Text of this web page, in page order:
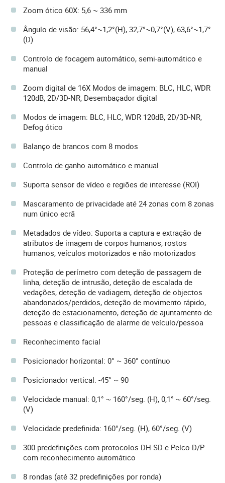
Zoom ótico 60X: 5,6 ~ 336 mm
Ângulo de visão: 56,4°~1,2°(H), 32,7°~0,7°(V), 63,6°~1,7°
(D)
Controlo de focagem automático, semi-automático e
manual
Zoom digital de 16X Modos de imagem: BLC, HLC, WDR
120dB, 2D/3D-NR, Desembaçador digital
Modos de imagem: BLC, HLC, WDR 120dB, 2D/3D-NR,
Defog ótico
Balanço de brancos com 8 modos
Controlo de ganho automático e manual
Suporta sensor de vídeo e regiões de interesse (ROI)
Mascaramento de privacidade até 24 zonas com 8 zonas
num único ecrã
Metadados de vídeo: Suporta a captura e extração de
atributos de imagem de corpos humanos, rostos
humanos, veículos motorizados e não motorizados
Proteção de perímetro com deteção de passagem de
linha, deteção de intrusão, deteção de escalada de
vedações, deteção de vadiagem, deteção de objectos
abandonados/perdidos, deteção de movimento rápido,
deteção de estacionamento, deteção de ajuntamento de
pessoas e classificação de alarme de veículo/pessoa
Reconhecimento facial
Posicionador horizontal: 0° ~ 360° contínuo
Posicionador vertical: -45° ~ 90
Velocidade manual: 0,1° ~ 160°/seg. (H), 0,1° ~ 60°/seg.
(V)
Velocidade predefinida: 160°/seg. (H), 60°/seg. (V)
300 predefinições com protocolos DH-SD e Pelco-D/P
com reconhecimento automático
8 rondas (até 32 predefinições por ronda)